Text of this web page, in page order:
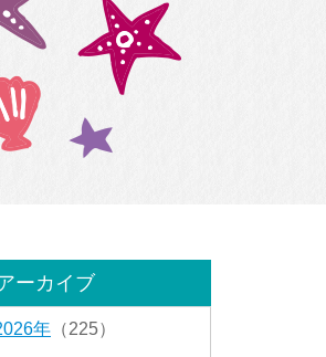
ーカイブ
年 （225）